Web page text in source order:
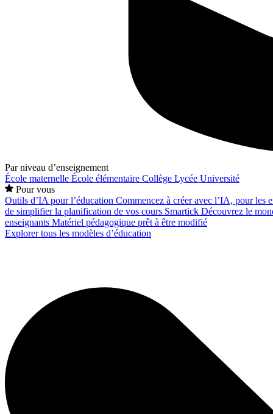
Par niveau d’enseignement
École maternelle École élémentaire Collège Lycée Université
Pour vous
Outils d’IA pour l’éducation Commencez à créer avec l’IA, pour les
de simplifier la planification de vos cours Smartick Découvrez le
enseignants Matériel pédagogique prêt à être modifié
Explorer tous les modèles d’éducation